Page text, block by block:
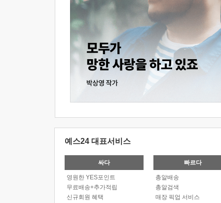
예스24 대표서비스
싸다
영원한 YES포인트
무료배송+추가적립
신규회원 혜택
빠르다
총알배송
총알검색
매장 픽업 서비스